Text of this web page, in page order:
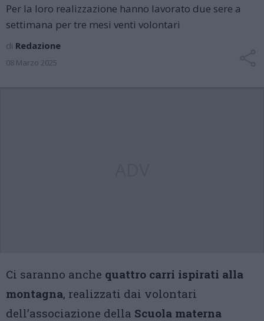
Per la loro realizzazione hanno lavorato due sere a
settimana per tre mesi venti volontari
di Redazione
08 Marzo 2025
Ci saranno anche quattro carri ispirati alla
montagna, realizzati dai volontari
dell’associazione della Scuola materna